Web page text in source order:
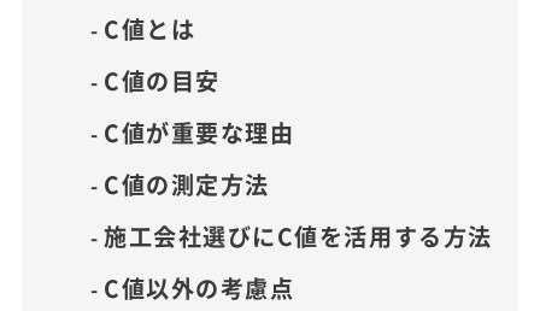
C値とは
C値の目安
C値が重要な理由
C値の測定方法
施工会社選びにC値を活用する方法
C値以外の考慮点